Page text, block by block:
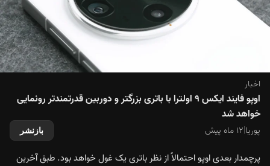
اخبار
اوپو فایند ایکس ٩ اولترا با باتری بزرگتر و دوربین قدرتمندتر رونمایی
خواهد شد
پوریا|۱۲ ماه پیش بازنشر
پرچمدار بعدی اوپو احتمالاً از نظر باتری یک غول خواهد بود. طبق آخرین